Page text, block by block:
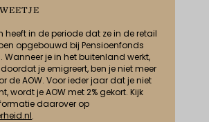
heeft in de periode dat ze in de retail
opgebouwd bij Pensioenfonds
Wanneer je in het buitenland werkt,
je emigreert, ben je niet meer
de AOW. Voor ieder jaar dat je niet
wordt je AOW met 2% gekort. Kijk
daarover op
.